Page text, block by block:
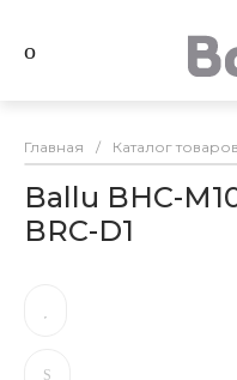
Главная / Каталог товаров
Ballu BHC-
BRC-D1